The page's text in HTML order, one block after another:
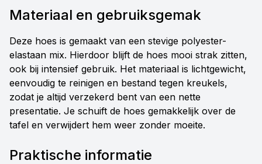
Materiaal en gebruiksgemak
Deze hoes is gemaakt van een stevige polyester-
elastaan mix. Hierdoor blijft de hoes mooi strak zitten,
ook bij intensief gebruik. Het materiaal is lichtgewicht,
eenvoudig te reinigen en bestand tegen kreukels,
zodat je altijd verzekerd bent van een nette
presentatie. Je schuift de hoes gemakkelijk over de
tafel en verwijdert hem weer zonder moeite.
Praktische informatie